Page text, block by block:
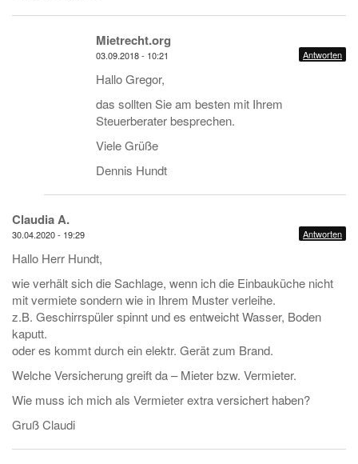
Mietrecht.org
03.09.2018 - 10:21 Antworten
Hallo Gregor,
das sollten Sie am besten mit Ihrem
Steuerberater besprechen.
Viele Grüße
Dennis Hundt
Claudia A.
30.04.2020 - 19:29 Antworten
Hallo Herr Hundt,
wie verhält sich die Sachlage, wenn ich die Einbauküche nicht
mit vermiete sondern wie in Ihrem Muster verleihe.
z.B. Geschirrspüler spinnt und es entweicht Wasser, Boden
kaputt.
oder es kommt durch ein elektr. Gerät zum Brand.
Welche Versicherung greift da – Mieter bzw. Vermieter.
Wie muss ich mich als Vermieter extra versichert haben?
Gruß Claudi